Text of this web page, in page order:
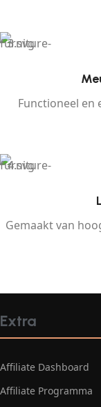
Functioneel en
Gemaakt van
Extra
Affiliate Dashboard
Affiliate Programma